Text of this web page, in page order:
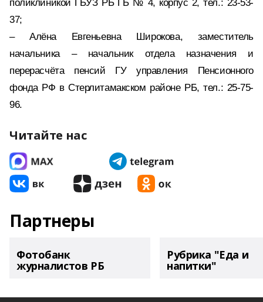
поликлиникой ГБУЗ РБ ГБ № 4, корпус 2, тел.: 23-53-
37;
– Алёна Евгеньевна Широкова, заместитель
начальника – начальник отдела назначения и
перерасчёта пенсий ГУ управления Пенсионного
фонда РФ в Стерлитамакском районе РБ, тел.: 25-75-
96.
Читайте нас
Партнеры
Фотобанк
журналистов РБ
Рубрика "Еда и
напитки"